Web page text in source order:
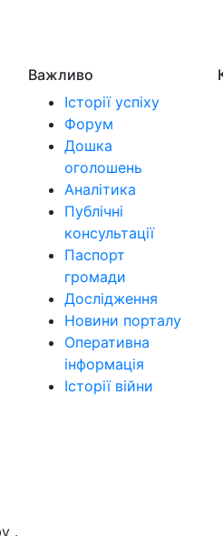
Важливо
Історії успіху
Форум
Дошка
оголошень
Аналітика
Публічні
консультації
Паспорт
громади
Дослідження
Новини порталу
Оперативна
інформація
Історії війни
.